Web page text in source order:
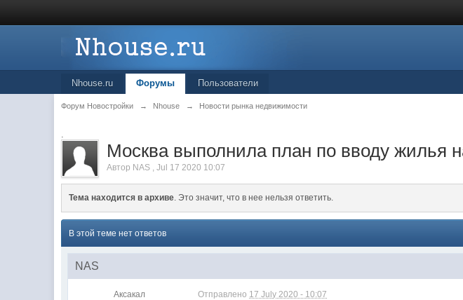
Nhouse.ru Форумы Пользователи
Форум Новостройки → Nhouse → Новости рынка недвижимости
.
Москва выполнила план по вводу жилья
Автор NAS ,Jul 17 2020 10:07
Тема находится в архиве. Это значит, что в нее нельзя ответить.
В этой теме нет ответов
NAS
Аксакал Отправлено 17 July 2020 - 10:07